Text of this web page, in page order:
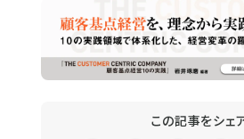
この記事をシェ